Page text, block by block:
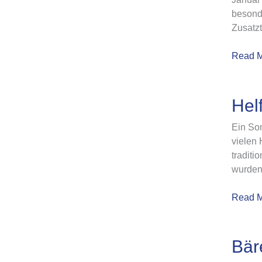
Read
Ein
vielen
des
TTC
Danke
für
Read
–